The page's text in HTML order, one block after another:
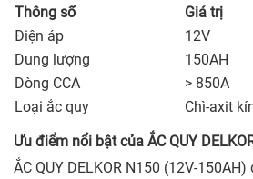
Thông số
Giá trị
Điện áp
12V
Dung lượng
150AH
Dòng CCA
> 850A
Loại ắc quy
Chì-axit
Ưu điểm nổi bật của ẮC QUY
ẮC QUY DELKOR N150 (12V-